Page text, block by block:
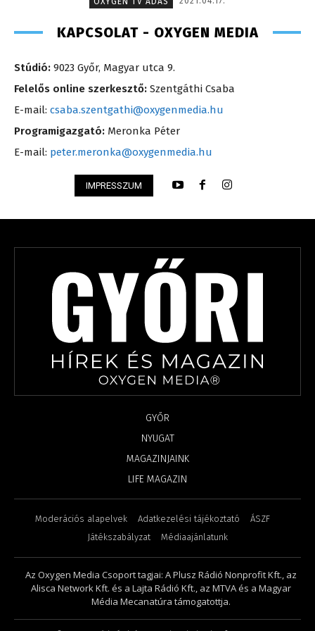
KAPCSOLAT - OXYGEN MEDIA
Stúdió: 9023 Győr, Magyar utca 9.
Felelős online szerkesztő: Szentgáthi Csaba
E-mail: csaba.szentgathi@oxygenmedia.hu
Programigazgató: Meronka Péter
E-mail: peter.meronka@oxygenmedia.hu
IMPRESSZUM
GYŐR
NYUGAT
MAGAZINJAINK
LIFE MAGAZIN
Moderációs alapelvek Adatkezelési tájékoztató
ÁSZF
Játékszabályzat
Médiaajánlatunk
Az Oxygen Media Csoport tagjai: A Plusz Rádió Nonprofit Kft., az
Alisca Network Kft. és a Lajta Rádió Kft., az MTVA és a Magyar
Média Mecanatúra támogatottja.